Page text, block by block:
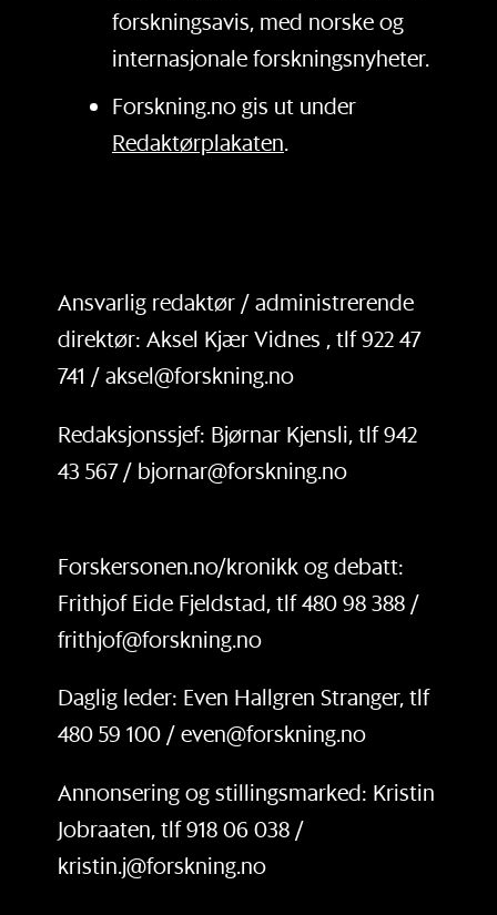
forskningsavis, med norske og
internasjonale forskningsnyheter.
Forskning.no gis ut under
Redaktørplakaten.
Ansvarlig redaktør / administrerende
direktør: Aksel Kjær Vidnes , tlf 922 47
741 / aksel@forskning.no
Redaksjonssjef: Bjørnar Kjensli, tlf 942
43 567 / bjornar@forskning.no
Forskersonen.no/kronikk og debatt:
Frithjof Eide Fjeldstad, tlf 480 98 388 /
frithjof@forskning.no
Daglig leder: Even Hallgren Stranger, tlf
480 59 100 / even@forskning.no
Annonsering og stillingsmarked: Kristin
Jobraaten, tlf 918 06 038 /
kristin.j@forskning.no